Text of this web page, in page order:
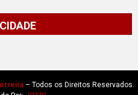
– Todos os Direitos Reservados.